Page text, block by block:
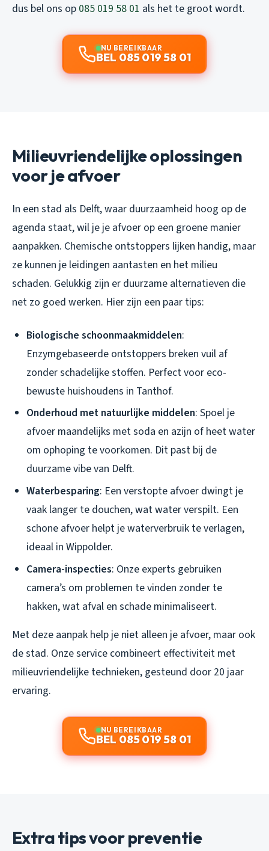
dus bel ons op 085 019 58 01 als het te groot wordt.
NU BEREIKBAAR
BEL 085 019 58 01
Milieuvriendelijke oplossingen
voor je afvoer
In een stad als Delft, waar duurzaamheid hoog op de
agenda staat, wil je je afvoer op een groene manier
aanpakken. Chemische ontstoppers lijken handig, maar
ze kunnen je leidingen aantasten en het milieu
schaden. Gelukkig zijn er duurzame alternatieven die
net zo goed werken. Hier zijn een paar tips:
Biologische schoonmaakmiddelen:
Enzymgebaseerde ontstoppers breken vuil af
zonder schadelijke stoffen. Perfect voor eco-
bewuste huishoudens in Tanthof.
Onderhoud met natuurlijke middelen: Spoel je
afvoer maandelijks met soda en azijn of heet water
om ophoping te voorkomen. Dit past bij de
duurzame vibe van Delft.
Waterbesparing: Een verstopte afvoer dwingt je
vaak langer te douchen, wat water verspilt. Een
schone afvoer helpt je waterverbruik te verlagen,
ideaal in Wippolder.
Camera-inspecties: Onze experts gebruiken
camera’s om problemen te vinden zonder te
hakken, wat afval en schade minimaliseert.
Met deze aanpak help je niet alleen je afvoer, maar ook
de stad. Onze service combineert effectiviteit met
milieuvriendelijke technieken, gesteund door 20 jaar
ervaring.
NU BEREIKBAAR
BEL 085 019 58 01
Extra tips voor preventie